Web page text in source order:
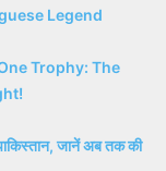
Legend
Trophy: The
जानें अब तक की